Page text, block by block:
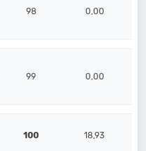
98 0,00
99 0,00
100 18,93